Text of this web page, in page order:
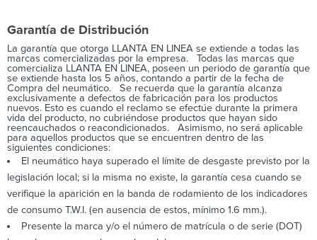
Garantía de Distribución
La garantía que otorga LLANTA EN LINEA se extiende a todas las
marcas comercializadas por la empresa. Todas las marcas que
comercializa LLANTA EN LINEA, poseen un periodo de garantía que
se extiende hasta los 5 años, contando a partir de la fecha de
Compra del neumático. Se recuerda que la garantía alcanza
exclusivamente a defectos de fabricación para los productos
nuevos. Esto es cuando el reclamo se efectúe durante la primera
vida del producto, no cubriéndose productos que hayan sido
reencauchados o reacondicionados. Asimismo, no será aplicable
para aquellos productos que se encuentren dentro de las
siguientes condiciones:
El neumático haya superado el límite de desgaste previsto por la
legislación local; si la misma no existe, la garantía cesa cuando se
verifique la aparición en la banda de rodamiento de los indicadores
de consumo T.W.I. (en ausencia de estos, mínimo 1.6 mm.).
Presente la marca y/o el número de matrícula o de serie (DOT)